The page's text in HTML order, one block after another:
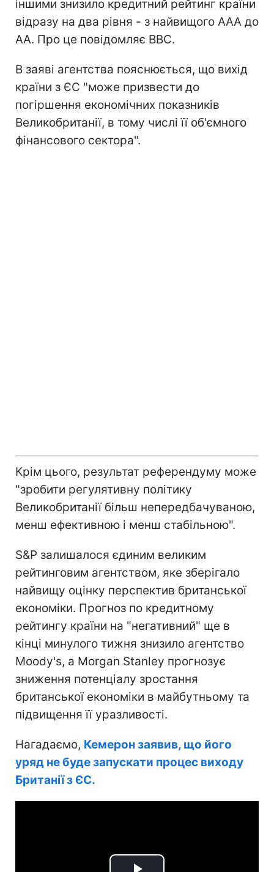
іншими знизило кредитний рейтинг країни
відразу на два рівня - з найвищого ААА до
АА. Про це повідомляє ВВС.
В заяві агентства пояснюється, що вихід
країни з ЄС "може призвести до
погіршення економічних показників
Великобританії, в тому числі її об'ємного
фінансового сектора".
Крім цього, результат референдуму може
"зробити регулятивну політику
Великобританії більш непередбачуваною,
менш ефективною і менш стабільною".
S&P залишалося єдиним великим
рейтинговим агентством, яке зберігало
найвищу оцінку перспектив британської
економіки. Прогноз по кредитному
рейтингу країни на "негативний" ще в
кінці минулого тижня знизило агентство
Moody's, а Morgan Stanley прогнозує
зниження потенціалу зростання
британської економіки в майбутньому та
підвищення її уразливості.
Нагадаємо, Кемерон заявив, що його
уряд не буде запускати процес виходу
Британії з ЄС.